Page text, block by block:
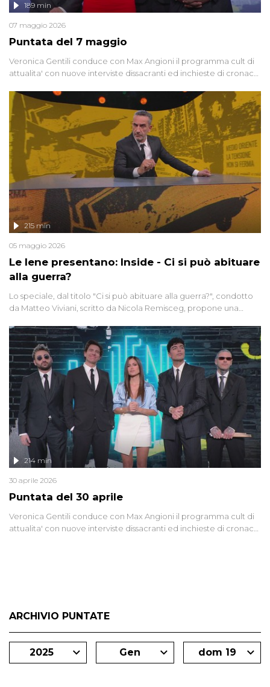
Puntata del 7 maggio
189 min
07 maggio 2026
Veronica Gentili conduce con Max Angioni il programma cult di
attualita' con nuove interviste dissacranti ed inchieste di cronaca
Le Iene presentano: Inside - Ci si può abituare
alla guerra?
215 min
05 maggio 2026
Lo speciale, dal titolo "Ci si può abituare alla guerra?", condotto
da Matteo Viviani, scritto da Nicola Remisceg, propone una
di settore - su quanto la guerra sia diventata una realtà pervasiva.
Anche se l'Italia non è direttamente coinvolta in conflitti armati, il
contesto globale rende impossibile considerarla un fenomeno
lontano.
Puntata del 30 aprile
214 min
30 aprile 2026
Veronica Gentili conduce con Max Angioni il programma cult di
attualita' con nuove interviste dissacranti ed inchieste di cronaca
ARCHIVIO PUNTATE
2025 Gen dom 19